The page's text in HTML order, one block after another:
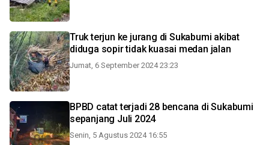
Truk terjun ke jurang di Sukabumi akibat
diduga sopir tidak kuasai medan jalan
Jumat, 6 September 2024 23:23
BPBD catat terjadi 28 bencana di Sukabumi
sepanjang Juli 2024
Senin, 5 Agustus 2024 16:55